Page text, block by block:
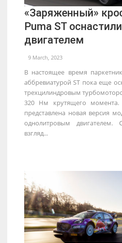
«Заряженный»
Puma ST
двигателем
9 March, 2023
В настоящее время
аббревиатурой ST пока еще
трехцилиндровым
320 Нм крутящего
представлена новая версия
однолитровым
взгляд...